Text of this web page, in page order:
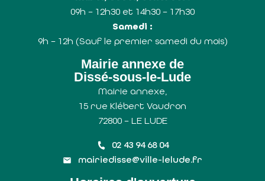
09h – 12h30 et 14h30 – 17h30
Samedi :
9h – 12h (Sauf le premier samedi du mois)
Mairie annexe de
Dissé-sous-le-Lude
Mairie annexe,
15 rue Klébert Vaudron
72800 – LE LUDE
02 43 94 68 04
mairiedisse@ville-lelude.fr